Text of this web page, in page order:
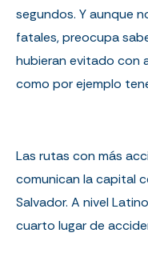
segundos. Y aunque
fatales, preocupa
hubieran evitado con
como por ejemplo
Las rutas con más
comunican la capital
Salvador. A nivel
cuarto lugar de